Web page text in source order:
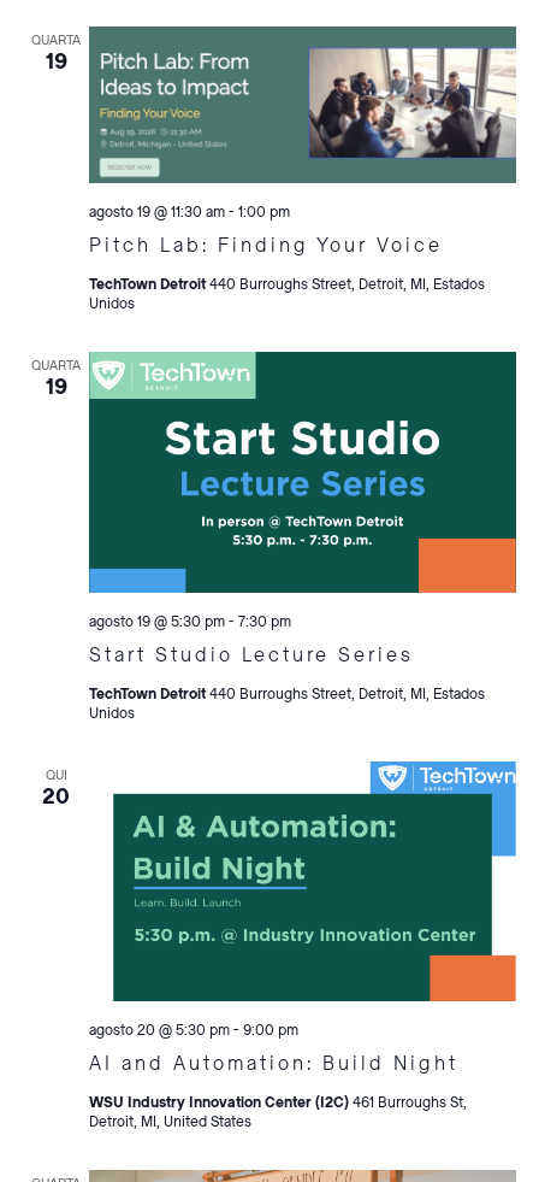
QUARTA
19
Pitch Lab: Finding Your Voice
agosto 19 @ 11:30 am- 1:00 pm
TechTown Detroit 440 Burroughs Street, Detroit, MI, Estados
Unidos
QUARTA
19
Start Studio Lecture Series
agosto 19 @ 5:30 pm- 7:30 pm
TechTown Detroit 440 Burroughs Street, Detroit, MI, Estados
Unidos
QUI
20
AI and Automation: Build Night
agosto 20 @ 5:30 pm- 9:00 pm
WSU Industry Innovation Center (I2C)461 Burroughs St,
Detroit, MI, United States